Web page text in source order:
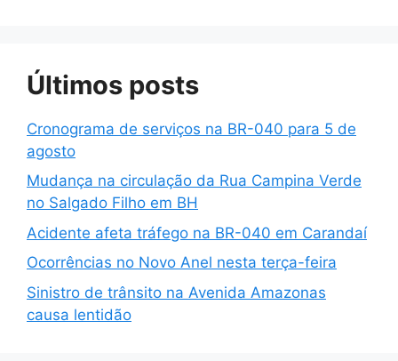
Últimos posts
Cronograma de serviços na BR-040 para 5 de
agosto
Mudança na circulação da Rua Campina Verde
no Salgado Filho em BH
Acidente afeta tráfego na BR-040 em Carandaí
Ocorrências no Novo Anel nesta terça-feira
Sinistro de trânsito na Avenida Amazonas
causa lentidão